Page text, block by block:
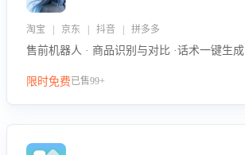
淘宝 | 京东 | 抖音 | 拼多多
售前机器人 · 商品识别与对比 ·话术一键生成
限时免费已售99+